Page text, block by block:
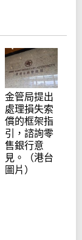
金管局提出
處理損失索
償的框架指
引，諮詢零
售銀行意
見。（港台
圖片）